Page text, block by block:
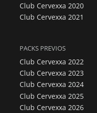
Club Cervexxa 2020
Club Cervexxa 2021
PACKS PREVIOS
Club Cervexxa 2022
Club Cervexxa 2023
Club Cervexxa 2024
Club Cervexxa 2025
Club Cervexxa 2026